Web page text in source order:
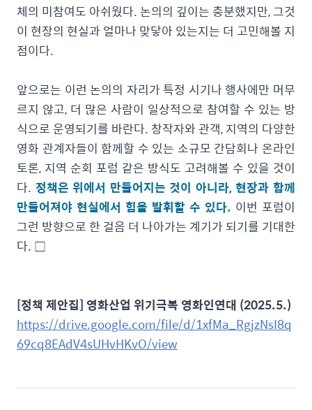
체의 미참여도 아쉬웠다. 논의의 깊이는 충분했지만, 그것
이 현장의 현실과 얼마나 맞닿아 있는지는 더 고민해볼 지
점이다.
앞으로는 이런 논의의 자리가 특정 시기나 행사에만 머무
르지 않고, 더 많은 사람이 일상적으로 참여할 수 있는 방
식으로 운영되기를 바란다. 창작자와 관객, 지역의 다양한
영화 관계자들이 함께할 수 있는 소규모 간담회나 온라인
토론, 지역 순회 포럼 같은 방식도 고려해볼 수 있을 것이
다. 정책은 위에서 만들어지는 것이 아니라, 현장과 함께
만들어져야 현실에서 힘을 발휘할 수 있다. 이번 포럼이
그런 방향으로 한 걸음 더 나아가는 계기가 되기를 기대한
다. □
[정책 제안집] 영화산업 위기극복 영화인연대 (2025.5.)
https://drive.google.com/file/d/1xfMa_RgjzNsI8q
69cq8EAdV4sUHvHKvO/view